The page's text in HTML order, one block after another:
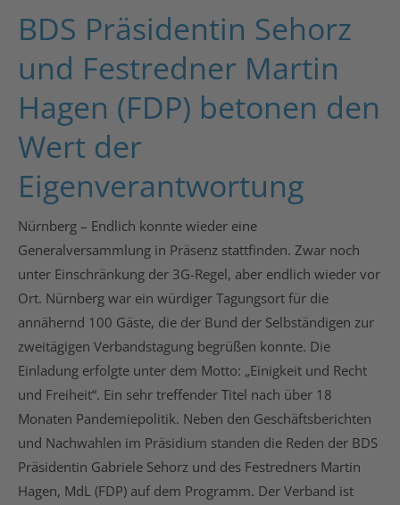
BDS Präsidentin Sehorz
und Festredner Martin
Hagen (FDP) betonen den
Wert der
Eigenverantwortung
Nürnberg – Endlich konnte wieder eine
Generalversammlung in Präsenz stattfinden. Zwar noch
unter Einschränkung der 3G-Regel, aber endlich wieder vor
Ort. Nürnberg war ein würdiger Tagungsort für die
annähernd 100 Gäste, die der Bund der Selbständigen zur
zweitägigen Verbandstagung begrüßen konnte. Die
Einladung erfolgte unter dem Motto: „Einigkeit und Recht
und Freiheit“. Ein sehr treffender Titel nach über 18
Monaten Pandemiepolitik. Neben den Geschäftsberichten
und Nachwahlen im Präsidium standen die Reden der BDS
Präsidentin Gabriele Sehorz und des Festredners Martin
Hagen, MdL (FDP) auf dem Programm. Der Verband ist